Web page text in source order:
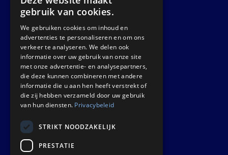
Nieuws
GET IN TOUCH
Euralco Europe B.V.
Zinkstraat 24 - E9451
4823 AD Breda
The Netherlands
gebruik van cookies.
We gebruiken cookies om inhoud en
advertenties te personaliseren en om ons
verkeer te analyseren. We delen ook
informatie over uw gebruik van onze site
met onze advertentie- en analysepartners,
die deze kunnen combineren met andere
informatie die u aan hen heeft verstrekt of
die zij hebben verzameld door uw gebruik
van hun diensten. Privacybeleid
STRIKT NOODZAKELIJK
PRESTATIE